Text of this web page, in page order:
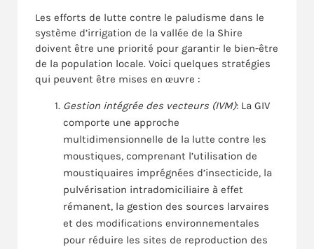
Les efforts de lutte contre le paludisme dans le
système d’irrigation de la vallée de la Shire
doivent être une priorité pour garantir le bien-être
de la population locale. Voici quelques stratégies
qui peuvent être mises en œuvre :
Gestion intégrée des vecteurs (IVM): La GIV
comporte une approche
multidimensionnelle de la lutte contre les
moustiques, comprenant l’utilisation de
moustiquaires imprégnées d’insecticide, la
pulvérisation intradomiciliaire à effet
rémanent, la gestion des sources larvaires
et des modifications environnementales
pour réduire les sites de reproduction des